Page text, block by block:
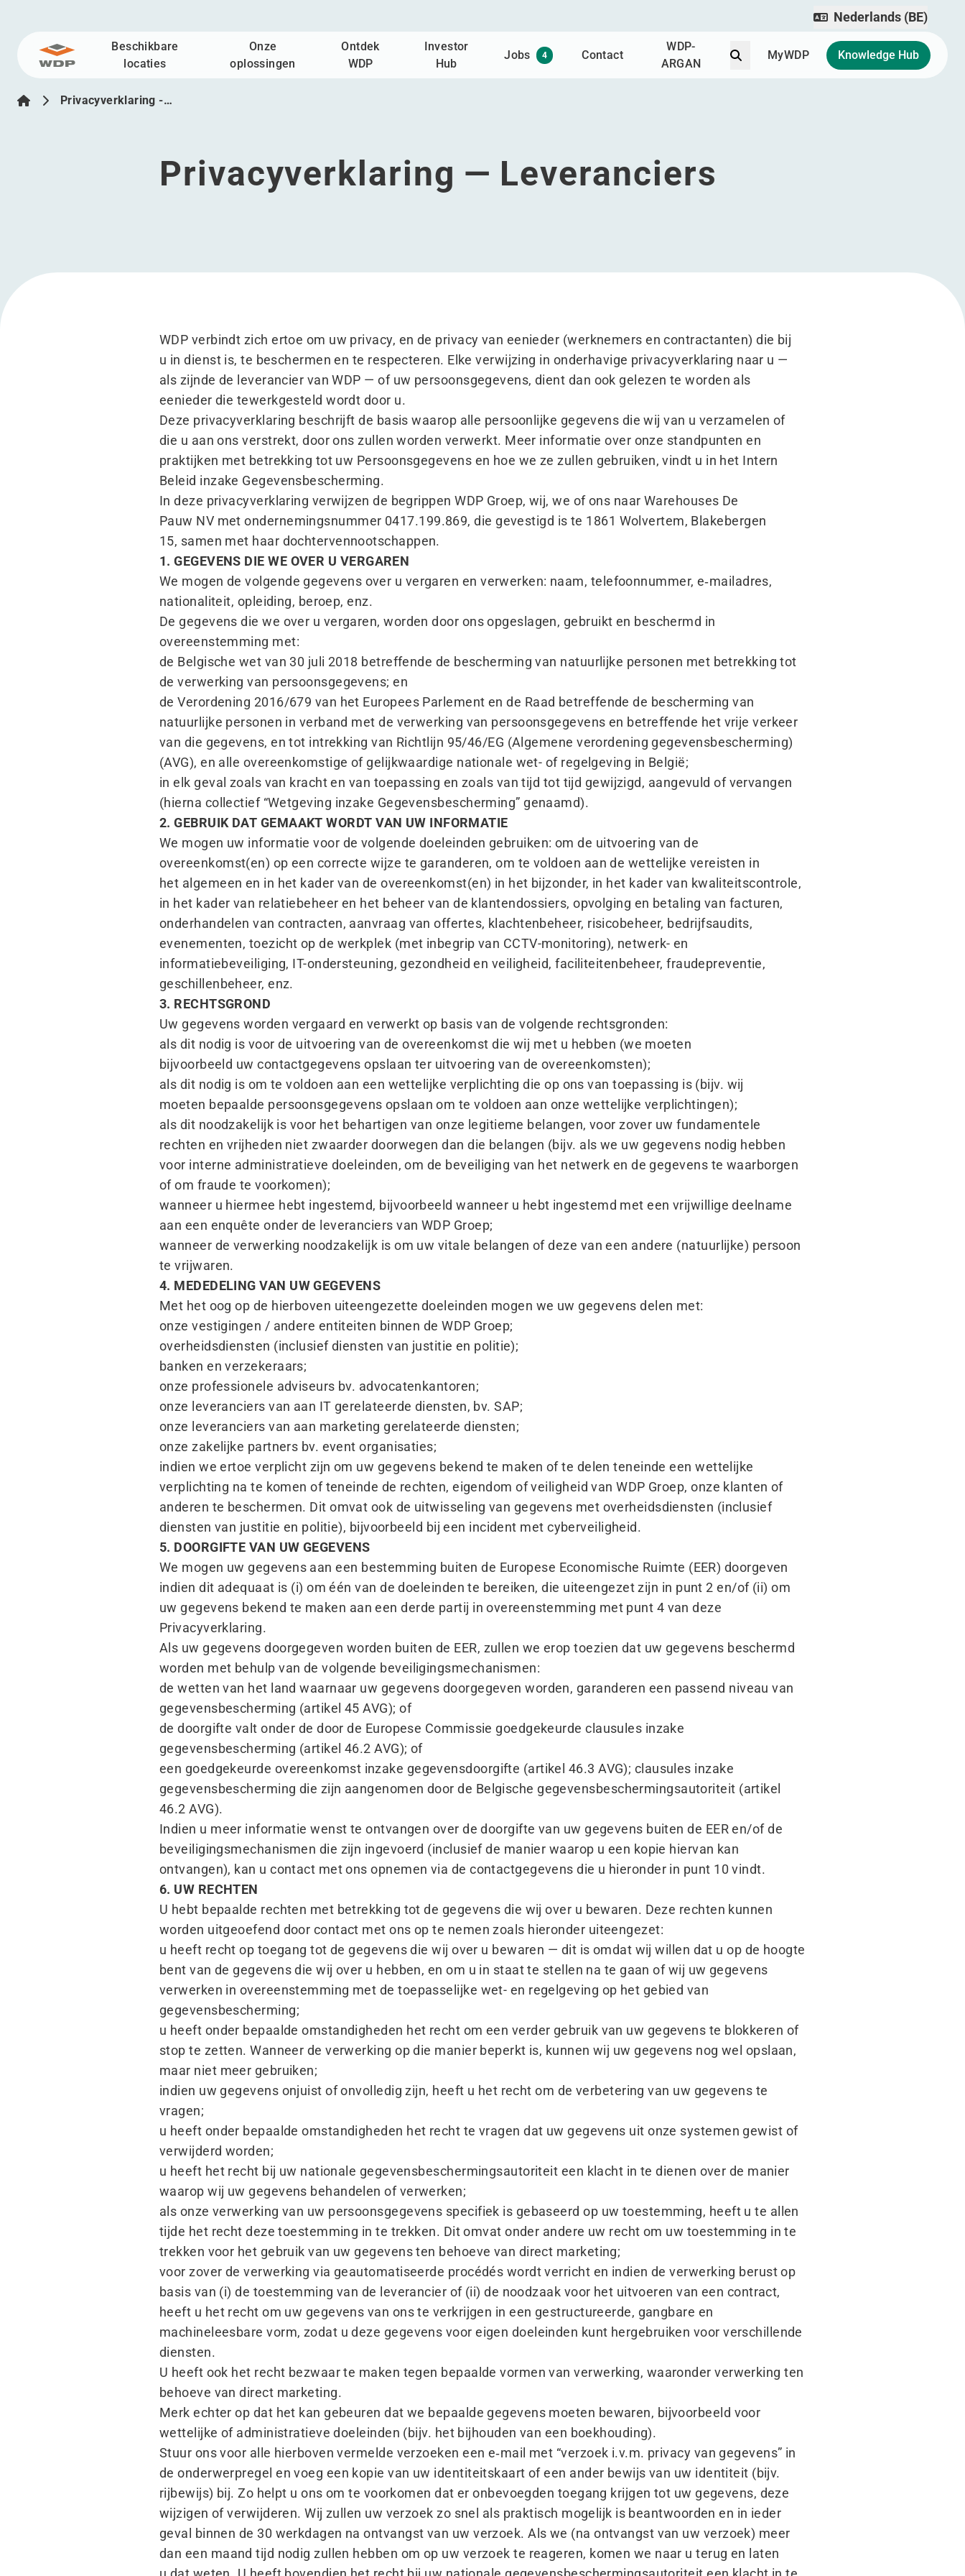
Ga naar inhoud
Beschikbare
locaties
Onze
oplossingen
Ontdek
WDP
Investor
Hub
Jobs 4 Contact
WDP-
ARGAN
ZoekMyWDP Knowledge Hub
Nederlands (BE)
Privacyverklaring -…
Privacyverklaring — Leveranciers
WDP verbindt zich ertoe om uw privacy, en de privacy van eenieder (werknemers en contractanten) die bij
u in dienst is, te beschermen en te respecteren. Elke verwijzing in onderhavige privacyverklaring naar u —
als zijnde de leverancier van WDP — of uw persoonsgegevens, dient dan ook gelezen te worden als
eenieder die tewerkgesteld wordt door u.
Deze privacyverklaring beschrijft de basis waarop alle persoonlijke gegevens die wij van u verzamelen of
die u aan ons verstrekt, door ons zullen worden verwerkt. Meer informatie over onze standpunten en
praktijken met betrekking tot uw Persoonsgegevens en hoe we ze zullen gebruiken, vindt u in het Intern
Beleid inzake Gegevensbescherming.
In deze privacyverklaring verwijzen de begrippen WDP Groep, wij, we of ons naar Warehouses De
Pauw NV met ondernemingsnummer 0417.199.869, die gevestigd is te 1861 Wolvertem, Blakebergen
15, samen met haar dochtervennootschappen.
1. GEGEVENS DIE WE OVER U VERGAREN
We mogen de volgende gegevens over u vergaren en verwerken: naam, telefoonnummer, e‑mailadres,
nationaliteit, opleiding, beroep, enz.
De gegevens die we over u vergaren, worden door ons opgeslagen, gebruikt en beschermd in
overeenstemming met:
de Belgische wet van 30 juli 2018 betreffende de bescherming van natuurlijke personen met betrekking tot
de verwerking van persoonsgegevens; en
de Verordening 2016/679 van het Europees Parlement en de Raad betreffende de bescherming van
natuurlijke personen in verband met de verwerking van persoonsgegevens en betreffende het vrije verkeer
van die gegevens, en tot intrekking van Richtlijn 95/46/EG (Algemene verordening gegevensbescherming)
(AVG), en alle overeenkomstige of gelijkwaardige nationale wet- of regelgeving in België;
in elk geval zoals van kracht en van toepassing en zoals van tijd tot tijd gewijzigd, aangevuld of vervangen
(hierna collectief “Wetgeving inzake Gegevensbescherming” genaamd).
2. GEBRUIK DAT GEMAAKT WORDT VAN UW INFORMATIE
We mogen uw informatie voor de volgende doeleinden gebruiken: om de uitvoering van de
overeenkomst(en) op een correcte wijze te garanderen, om te voldoen aan de wettelijke vereisten in
het algemeen en in het kader van de overeenkomst(en) in het bijzonder, in het kader van kwaliteitscontrole,
in het kader van relatiebeheer en het beheer van de klantendossiers, opvolging en betaling van facturen,
onderhandelen van contracten, aanvraag van offertes, klachtenbeheer, risicobeheer, bedrijfsaudits,
evenementen, toezicht op de werkplek (met inbegrip van CCTV-monitoring), netwerk- en
informatiebeveiliging, IT-ondersteuning, gezondheid en veiligheid, faciliteitenbeheer, fraudepreventie,
geschillenbeheer, enz.
3. RECHTSGROND
Uw gegevens worden vergaard en verwerkt op basis van de volgende rechtsgronden:
als dit nodig is voor de uitvoering van de overeenkomst die wij met u hebben (we moeten
bijvoorbeeld uw contactgegevens opslaan ter uitvoering van de overeenkomsten);
als dit nodig is om te voldoen aan een wettelijke verplichting die op ons van toepassing is (bijv. wij
moeten bepaalde persoonsgegevens opslaan om te voldoen aan onze wettelijke verplichtingen);
als dit noodzakelijk is voor het behartigen van onze legitieme belangen, voor zover uw fundamentele
rechten en vrijheden niet zwaarder doorwegen dan die belangen (bijv. als we uw gegevens nodig hebben
voor interne administratieve doeleinden, om de beveiliging van het netwerk en de gegevens te waarborgen
of om fraude te voorkomen);
wanneer u hiermee hebt ingestemd, bijvoorbeeld wanneer u hebt ingestemd met een vrijwillige deelname
aan een enquête onder de leveranciers van WDP Groep;
wanneer de verwerking noodzakelijk is om uw vitale belangen of deze van een andere (natuurlijke) persoon
te vrijwaren.
4. MEDEDELING VAN UW GEGEVENS
Met het oog op de hierboven uiteengezette doeleinden mogen we uw gegevens delen met:
onze vestigingen / andere entiteiten binnen de WDP Groep;
overheidsdiensten (inclusief diensten van justitie en politie);
banken en verzekeraars;
onze professionele adviseurs bv. advocatenkantoren;
onze leveranciers van aan IT gerelateerde diensten, bv. SAP;
onze leveranciers van aan marketing gerelateerde diensten;
onze zakelijke partners bv. event organisaties;
indien we ertoe verplicht zijn om uw gegevens bekend te maken of te delen teneinde een wettelijke
verplichting na te komen of teneinde de rechten, eigendom of veiligheid van WDP Groep, onze klanten of
anderen te beschermen. Dit omvat ook de uitwisseling van gegevens met overheidsdiensten (inclusief
diensten van justitie en politie), bijvoorbeeld bij een incident met cyberveiligheid.
5. DOORGIFTE VAN UW GEGEVENS
We mogen uw gegevens aan een bestemming buiten de Europese Economische Ruimte (EER) doorgeven
indien dit adequaat is (i) om één van de doeleinden te bereiken, die uiteengezet zijn in punt 2 en/​of (ii) om
uw gegevens bekend te maken aan een derde partij in overeenstemming met punt 4 van deze
Privacyverklaring.
Als uw gegevens doorgegeven worden buiten de EER, zullen we erop toezien dat uw gegevens beschermd
worden met behulp van de volgende beveiligingsmechanismen:
de wetten van het land waarnaar uw gegevens doorgegeven worden, garanderen een passend niveau van
gegevensbescherming (artikel 45 AVG); of
de doorgifte valt onder de door de Europese Commissie goedgekeurde clausules inzake
gegevensbescherming (artikel 46.2 AVG); of
een goedgekeurde overeenkomst inzake gegevensdoorgifte (artikel 46.3 AVG); clausules inzake
gegevensbescherming die zijn aangenomen door de Belgische gegevensbeschermingsautoriteit (artikel
46.2 AVG).
Indien u meer informatie wenst te ontvangen over de doorgifte van uw gegevens buiten de EER en/​of de
beveiligingsmechanismen die zijn ingevoerd (inclusief de manier waarop u een kopie hiervan kan
ontvangen), kan u contact met ons opnemen via de contactgegevens die u hieronder in punt 10 vindt.
6. UW RECHTEN
U hebt bepaalde rechten met betrekking tot de gegevens die wij over u bewaren. Deze rechten kunnen
worden uitgeoefend door contact met ons op te nemen zoals hieronder uiteengezet:
u heeft recht op toegang tot de gegevens die wij over u bewaren — dit is omdat wij willen dat u op de hoogte
bent van de gegevens die wij over u hebben, en om u in staat te stellen na te gaan of wij uw gegevens
verwerken in overeenstemming met de toepasselijke wet- en regelgeving op het gebied van
gegevensbescherming;
u heeft onder bepaalde omstandigheden het recht om een verder gebruik van uw gegevens te blokkeren of
stop te zetten. Wanneer de verwerking op die manier beperkt is, kunnen wij uw gegevens nog wel opslaan,
maar niet meer gebruiken;
indien uw gegevens onjuist of onvolledig zijn, heeft u het recht om de verbetering van uw gegevens te
vragen;
u heeft onder bepaalde omstandigheden het recht te vragen dat uw gegevens uit onze systemen gewist of
verwijderd worden;
u heeft het recht bij uw nationale gegevensbeschermingsautoriteit een klacht in te dienen over de manier
waarop wij uw gegevens behandelen of verwerken;
als onze verwerking van uw persoonsgegevens specifiek is gebaseerd op uw toestemming, heeft u te allen
tijde het recht deze toestemming in te trekken. Dit omvat onder andere uw recht om uw toestemming in te
trekken voor het gebruik van uw gegevens ten behoeve van direct marketing;
voor zover de verwerking via geautomatiseerde procédés wordt verricht en indien de verwerking berust op
basis van (i) de toestemming van de leverancier of (ii) de noodzaak voor het uitvoeren van een contract,
heeft u het recht om uw gegevens van ons te verkrijgen in een gestructureerde, gangbare en
machineleesbare vorm, zodat u deze gegevens voor eigen doeleinden kunt hergebruiken voor verschillende
diensten.
U heeft ook het recht bezwaar te maken tegen bepaalde vormen van verwerking, waaronder verwerking ten
behoeve van direct marketing.
Merk echter op dat het kan gebeuren dat we bepaalde gegevens moeten bewaren, bijvoorbeeld voor
wettelijke of administratieve doeleinden (bijv. het bijhouden van een boekhouding).
Stuur ons voor alle hierboven vermelde verzoeken een e‑mail met “verzoek i.v.m. privacy van gegevens” in
de onderwerpregel en voeg een kopie van uw identiteitskaart of een ander bewijs van uw identiteit (bijv.
rijbewijs) bij. Zo helpt u ons om te voorkomen dat er onbevoegden toegang krijgen tot uw gegevens, deze
wijzigen of verwijderen. Wij zullen uw verzoek zo snel als praktisch mogelijk is beantwoorden en in ieder
geval binnen de 30 werkdagen na ontvangst van uw verzoek. Als we (na ontvangst van uw verzoek) meer
dan een maand tijd nodig zullen hebben om op uw verzoek te reageren, komen we naar u terug en laten